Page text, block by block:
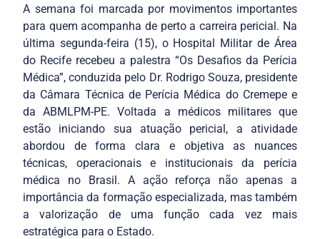
A semana foi marcada por movimentos importantes
para quem acompanha de perto a carreira pericial. Na
última segunda-feira (15), o Hospital Militar de Área
do Recife recebeu a palestra “Os Desafios da Perícia
Médica”, conduzida pelo Dr. Rodrigo Souza, presidente
da Câmara Técnica de Perícia Médica do Cremepe e
da ABMLPM-PE. Voltada a médicos militares que
estão iniciando sua atuação pericial, a atividade
abordou de forma clara e objetiva as nuances
técnicas, operacionais e institucionais da perícia
médica no Brasil. A ação reforça não apenas a
importância da formação especializada, mas também
a valorização de uma função cada vez mais
estratégica para o Estado.